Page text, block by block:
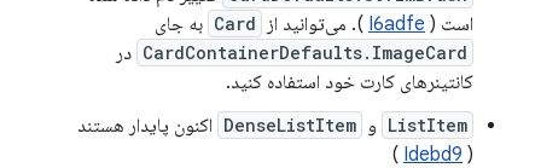
است ( I6adfe ). می‌توانید از Card به جای
CardContainerDefaults.ImageCard در
کانتینرهای کارت خود استفاده کنید.
ListItem و DenseListItem اکنون پایدار هستند
(
Idebd9
)